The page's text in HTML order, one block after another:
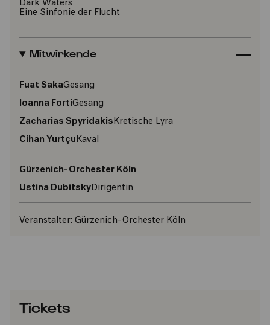
Dark Waters
Eine Sinfonie der Flucht
Mitwirkende
Fuat SakaGesang
Ioanna FortiGesang
Zacharias SpyridakisKretische Lyra
Cihan YurtçuKaval
Gürzenich-Orchester Köln
Ustina DubitskyDirigentin
Veranstalter: Gürzenich-Orchester Köln
Tickets